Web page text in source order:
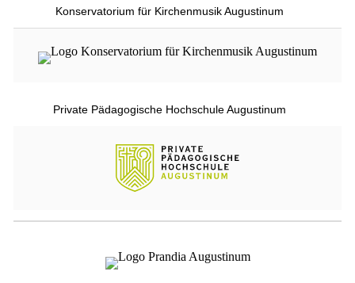
Konservatorium für Kirchenmusik Augustinum
Private Pädagogische Hochschule Augustinum